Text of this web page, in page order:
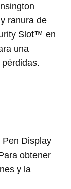
ranura de
Slot™ en
una
Display
obtener
y la